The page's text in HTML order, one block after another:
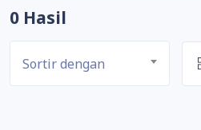
0 Hasil
Sortir dengan